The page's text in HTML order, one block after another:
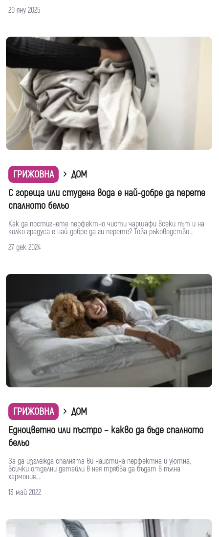
20 яну 2025
ГРИЖОВНА
ДОМ
С гореща или студена вода е най-добре да перете
спалното бельо
Как да постигнете перфектно чисти чаршафи всеки път и на
колко градуса е най-добре да ги перете? Това ръководство...
27 дек 2024
ГРИЖОВНА
ДОМ
Едноцветно или пъстро – какво да бъде спалното
бельо
За да изглежда спалнята ви наистина перфектна и уютна,
всички отделни детайли в нея трябва да бъдат в пълна
хармония....
13 май 2022